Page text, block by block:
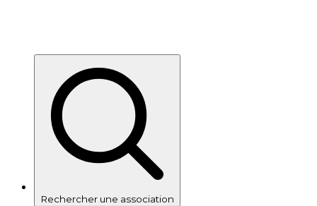
Rechercher une association